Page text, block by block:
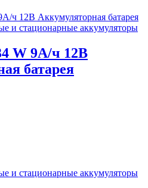
и стационарные аккумуляторы
W 9А/ч 12В
батарея
и стационарные аккумуляторы